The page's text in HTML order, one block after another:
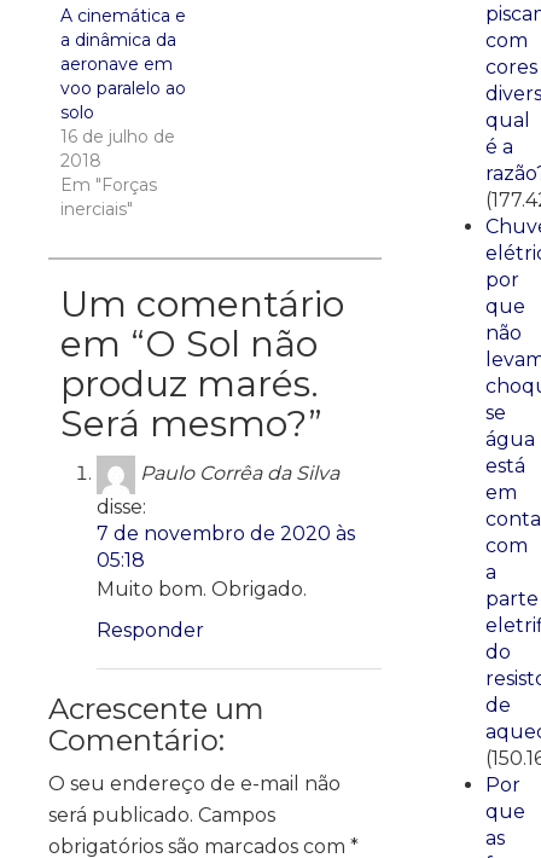
A cinemática e
a dinâmica da
aeronave em
voo paralelo ao
solo
16 de julho de
2018
Em "Forças
inerciais"
Um comentário
em “O Sol não
produz marés.
Será mesmo?”
Paulo Corrêa da Silva
disse:
7 de novembro de 2020 às
05:18
Muito bom. Obrigado.
Responder
Acrescente um
Comentário:
O seu endereço de e-mail não
será publicado. Campos
obrigatórios são marcados com *
com
cores
qual
é a
por
que
não
se
água
está
em
com
a
parte
do
de
Por
que
as